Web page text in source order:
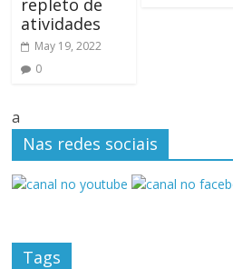
repleto de
atividades
May 19, 2022
0
a
Nas redes sociais
Tags